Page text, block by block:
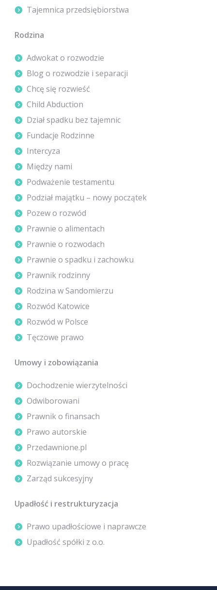
Tajemnica przedsiębiorstwa
Rodzina
Adwokat o rozwodzie
Blog o rozwodzie i separacji
Chcę się rozwieść
Child Abduction
Dział spadku bez tajemnic
Fundacje Rodzinne
Intercyza
Między nami
Podważenie testamentu
Podział majątku – nowy początek
Pozew o rozwód
Prawnie o alimentach
Prawnie o rozwodach
Prawnie o spadku i zachowku
Prawnik rodzinny
Rodzina w Sandomierzu
Rozwód Katowice
Rozwód w Polsce
Tęczowe prawo
Umowy i zobowiązania
Dochodzenie wierzytelności
Odwiborowani
Prawnik o finansach
Prawo autorskie
Przedawnione.pl
Rozwiązanie umowy o pracę
Zarząd sukcesyjny
Upadłość i restrukturyzacja
Prawo upadłościowe i naprawcze
Upadłość spółki z o.o.